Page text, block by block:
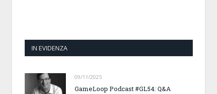
IN EVIDENZA
09/11/2025
GameLoop Podcast #GL54: Q&A